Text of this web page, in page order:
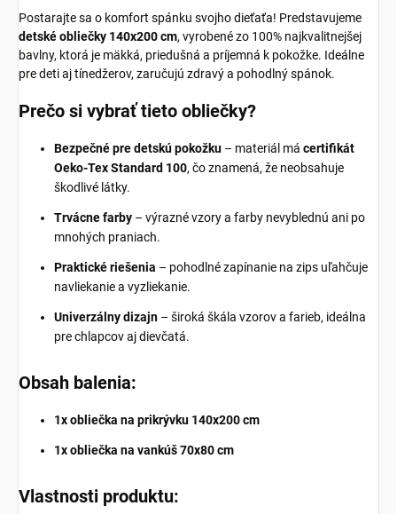
Postarajte sa o komfort spánku svojho dieťaťa! Predstavujeme
detské obliečky 140x200 cm, vyrobené zo 100% najkvalitnejšej
bavlny, ktorá je mäkká, priedušná a príjemná k pokožke. Ideálne
pre deti aj tínedžerov, zaručujú zdravý a pohodlný spánok.
Prečo si vybrať tieto obliečky?
Bezpečné pre detskú pokožku – materiál má certifikát
Oeko-Tex Standard 100, čo znamená, že neobsahuje
škodlivé látky.
Trvácne farby – výrazné vzory a farby nevyblednú ani po
mnohých praniach.
Praktické riešenia – pohodlné zapínanie na zips uľahčuje
navliekanie a vyzliekanie.
Univerzálny dizajn – široká škála vzorov a farieb, ideálna
pre chlapcov aj dievčatá.
Obsah balenia:
1x obliečka na prikrývku 140x200 cm
1x obliečka na vankúš 70x80 cm
Vlastnosti produktu: